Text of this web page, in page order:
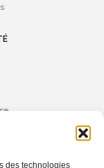
des technologies